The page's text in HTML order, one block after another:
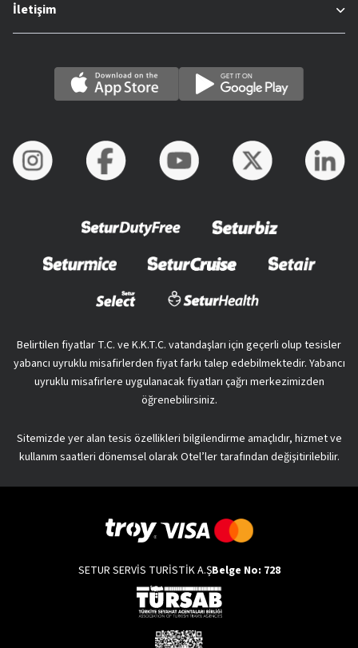
İletişim
Belirtilen fiyatlar T.C. ve K.K.T.C. vatandaşları için geçerli olup tesisler
yabancı uyruklu misafirlerden fiyat farkı talep edebilmektedir. Yabancı
uyruklu misafirlere uygulanacak fiyatları çağrı merkezimizden
öğrenebilirsiniz.
Sitemizde yer alan tesis özellikleri bilgilendirme amaçlıdır, hizmet ve
kullanım saatleri dönemsel olarak Otel’ler tarafından değişitirilebilir.
SETUR SERVİS TURİSTİK A.ŞBelge No: 728